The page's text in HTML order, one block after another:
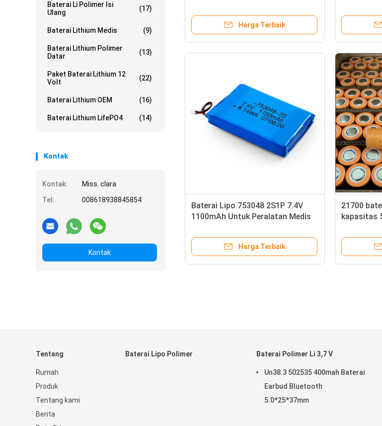
Baterai Li Polimer Isi
Ulang
(17)
Baterai Lithium Medis (9)
Baterai Lithium Polimer
Datar
(13)
Paket Baterai Lithium 12
Volt
(22)
Baterai Lithium OEM (16)
Baterai Lithium LifePO4 (14)
Kontak
Kontak:
Miss. clara
Tel:
008618938845854
Kontak
Harga Terbaik
Baterai Lipo 753048 2S1P 7.4V
1100mAh Untuk Peralatan Medis
Harga Terbaik
21700
kapasitas
daya
Tentang
Rumah
Produk
Tentang kami
Berita
Baterai Lipo Polimer Baterai Polimer Li 3,7 V
Un38.3 502535 400mah Baterai
Earbud Bluetooth
5.0*25*37mm